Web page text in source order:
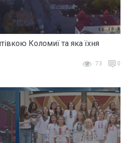
Коломиї та яка їхня
73 0